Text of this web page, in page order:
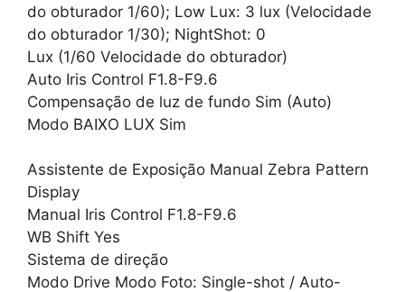
do obturador 1/60); Low Lux: 3 lux (Velocidade
do obturador 1/30); NightShot: 0
Lux (1/60 Velocidade do obturador)
Auto Iris Control F1.8-F9.6
Compensação de luz de fundo Sim (Auto)
Modo BAIXO LUX Sim
Assistente de Exposição Manual Zebra Pattern
Display
Manual Iris Control F1.8-F9.6
WB Shift Yes
Sistema de direção
Modo Drive Modo Foto: Single-shot / Auto-